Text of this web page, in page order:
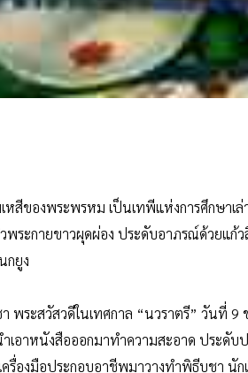
สีของพระพรหม เป็นเทพีแห่งการศึกษาเ
ระกายขาวผุดผ่อง ประดับอาภรณ์ด้วยแก้
กยูง
พระสวัสวดีในเทศกาล “นวราตรี” วันที่
เอาหนังสือออกมาทำความสะอาด ประดับ
รื่องมือประกอบอาชีพมาวางทำพิธีบูชา นัก